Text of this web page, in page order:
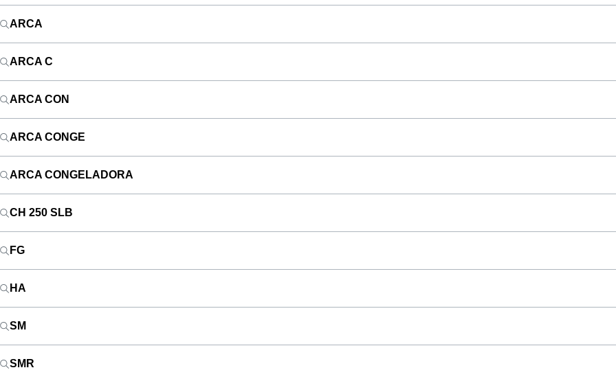
ARCA
ARCA C
ARCA CON
ARCA CONGE
ARCA CONGELADORA
CH 250 SLB
FG
HA
SM
SMR